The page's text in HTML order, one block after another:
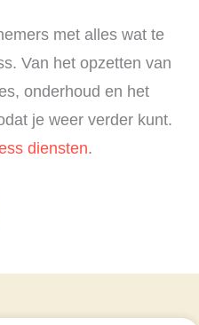
met alles wat te
Van het opzetten van
onderhoud en het
je weer verder kunt.
diensten.